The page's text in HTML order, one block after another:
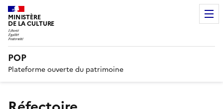
MINISTÈRE
DE LA CULTURE
POP
Plateforme ouverte du patrimoine